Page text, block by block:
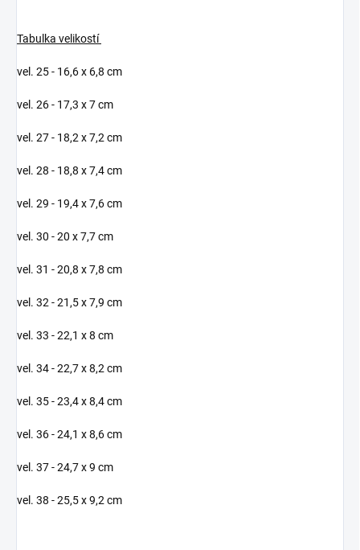
Tabulka velikostí
vel. 25 - 16,6 x 6,8 cm
vel. 26 - 17,3 x 7 cm
vel. 27 - 18,2 x 7,2 cm
vel. 28 - 18,8 x 7,4 cm
vel. 29 - 19,4 x 7,6 cm
vel. 30 - 20 x 7,7 cm
vel. 31 - 20,8 x 7,8 cm
vel. 32 - 21,5 x 7,9 cm
vel. 33 - 22,1 x 8 cm
vel. 34 - 22,7 x 8,2 cm
vel. 35 - 23,4 x 8,4 cm
vel. 36 - 24,1 x 8,6 cm
vel. 37 - 24,7 x 9 cm
vel. 38 - 25,5 x 9,2 cm